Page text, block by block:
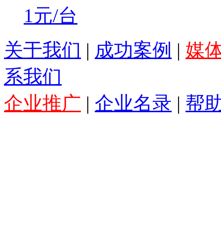
1元/台
关于我们 | 成功案例 | 媒
系我们
企业推广 | 企业名录 | 帮